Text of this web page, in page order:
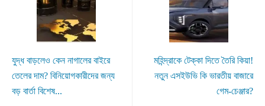
যুদ্ধ বাড়লেও কেন নাগালের বাইরে
তেলের দাম? বিনিয়োগকারীদের জন্য
বড় বার্তা বিশেষ...
মহিন্দ্রাকে টেক্কা দিতে তৈরি কিয়া!
নতুন এসইউভি কি ভারতীয় বাজারে
গেম-চেঞ্জার?